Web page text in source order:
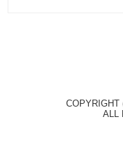
COPYRIGHT
ALL